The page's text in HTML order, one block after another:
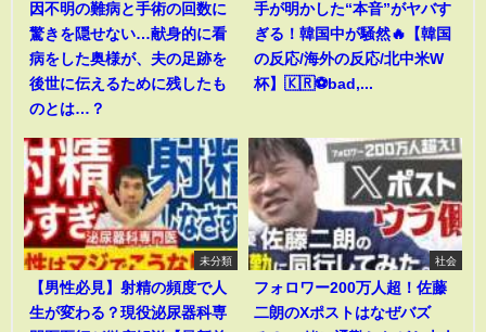
因不明の難病と手術の回数に
驚きを隠せない…献身的に看
病をした奥様が、夫の足跡を
後世に伝えるために残したも
のとは…？
手が明かした“本音”がヤバす
ぎる！韓国中が騒然🔥【韓国
の反応/海外の反応/北中米W
杯】🇰🇷⚽bad,...
未分類
【男性必見】射精の頻度で人
生が変わる？現役泌尿器科専
社会
フォロワー200万人超！佐藤
二朗のXポストはなぜバズ